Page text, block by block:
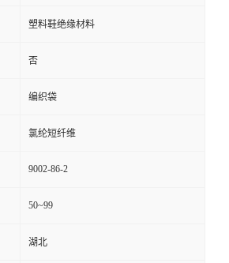
塑料鞋绝缘材料
否
编织袋
氯纶短纤维
9002-86-2
50~99
湖北